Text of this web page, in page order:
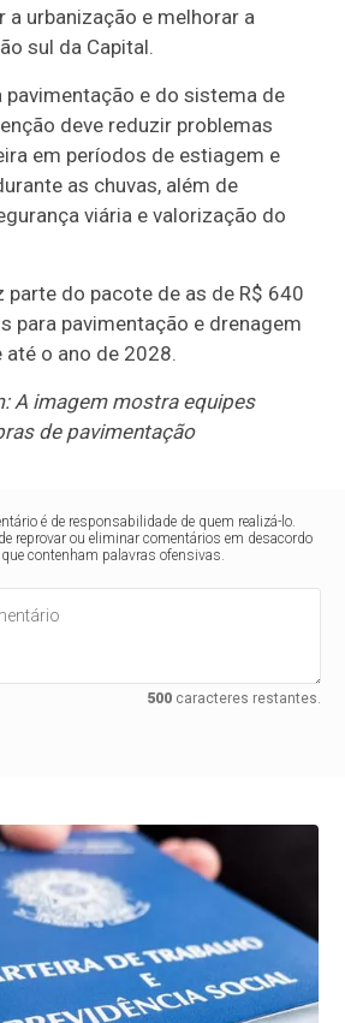
a urbanização e melhorar a
sul da Capital.
pavimentação e do sistema de
deve reduzir problemas
em períodos de estiagem e
as chuvas, além de
viária e valorização do
do pacote de as de R$ 640
para pavimentação e drenagem
até o ano de 2028.
A imagem mostra equipes
de pavimentação
é de responsabilidade de quem realizá-lo.
reprovar ou eliminar comentários em desacordo
contenham palavras ofensivas.
500caracteres restantes.